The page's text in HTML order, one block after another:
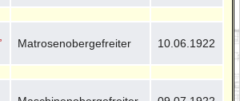
Matrosenobergefreiter 10.06.1922